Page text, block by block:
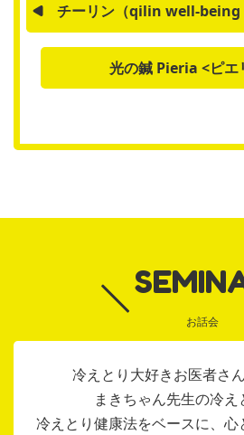
チーリン（qilin well-being
光の鍼 Pieria <ピエ
お話会
冷えとり大好きお医者さ
まきちゃん先生の冷え
冷えとり健康法をベースに、心